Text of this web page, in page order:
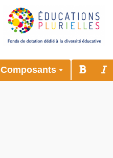
Composants